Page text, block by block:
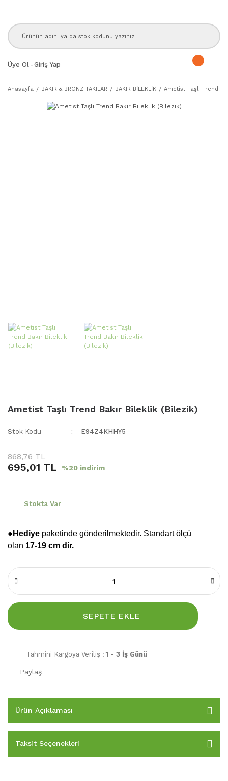
Üye Ol - Giriş Yap
Anasayfa BAKIR & BRONZ TAKILAR BAKIR BİLEKLİK Ametist Taşlı Trend
Ametist Taşlı Trend Bakır Bileklik (Bilezik)
Stok Kodu E94Z4KHHY5
868,76 TL
695,01 TL %20 indirim
Stokta Var
●Hediye paketinde gönderilmektedir. Standart ölçü
olan 17-19 cm dir.
SEPETE EKLE
Tahmini Kargoya Veriliş : 1 - 3 İş Günü
Paylaş
Ürün Açıklaması
Taksit Seçenekleri